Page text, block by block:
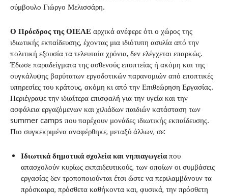
σύμβουλο Γιώργο Μελισσάρη.
Ο Πρόεδρος της ΟΙΕΛΕ αρχικά ανέφερε ότι ο χώρος της
ιδιωτικής εκπαίδευσης, έχοντας μια ιδιότυπη ασυλία από την
πολιτική εξουσία τα τελευταία χρόνια, δεν ελέγχεται επαρκώς.
Έδωσε παραδείγματα της ασθενούς εποπτείας ή ακόμη και της
συγκάλυψης βαρύτατων εργοδοτικών παρανομιών από εποπτικές
υπηρεσίες του κράτους, ακόμη κι από την Επιθεώρηση Εργασίας.
Περιέγραψε την ιδιαίτερα επισφαλή για την υγεία και την
ασφάλεια εργαζόμενων και χιλιάδων παιδιών κατάσταση των
summer camps που παρέχουν μονάδες ιδιωτικής εκπαίδευσης.
Πιο συγκεκριμένα αναφέρθηκε, μεταξύ άλλων, σε:
Ιδιωτικά δημοτικά σχολεία και νηπιαγωγείαπου
απασχολούν κυρίως εκπαιδευτικούς, των οποίων οι συμβάσεις
εργασίας δεν τροποποιούνται έτσι ώστε να περιλαμβάνουν τα
πρόσκαιρα, πρόσθετα καθήκοντα και, φυσικά, την πρόσθετη